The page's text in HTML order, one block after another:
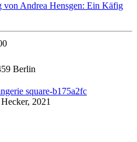
von Andrea Hensgen: Ein Käfig
Berlin
2021